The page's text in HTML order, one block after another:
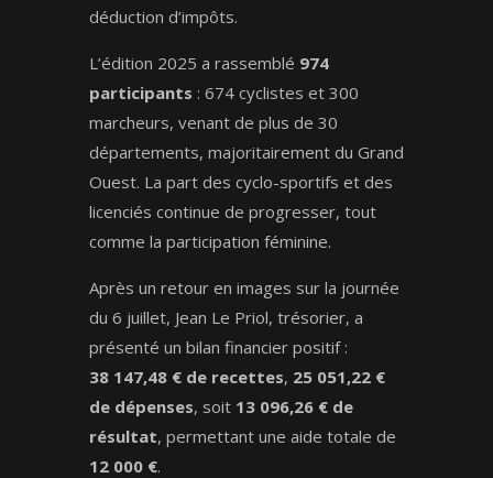
déduction d’impôts.
L’édition 2025 a rassemblé 974
participants : 674 cyclistes et 300
marcheurs, venant de plus de 30
départements, majoritairement du Grand
Ouest. La part des cyclo-sportifs et des
licenciés continue de progresser, tout
comme la participation féminine.
Après un retour en images sur la journée
du 6 juillet, Jean Le Priol, trésorier, a
présenté un bilan financier positif :
38 147,48 € de recettes, 25 051,22 €
de dépenses, soit 13 096,26 € de
résultat, permettant une aide totale de
12 000 €.